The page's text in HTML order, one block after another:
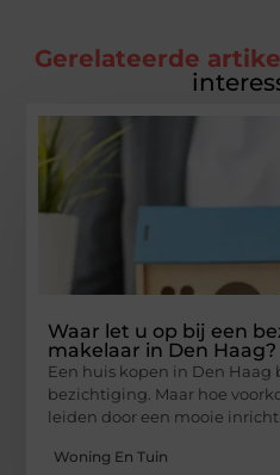
Gerelateerde
Waar let u op bij een
makelaar in Den Haag?
Een huis kopen in Den Haag
bezichtiging. Maar hoe
leiden door een mooie
Woning En Tuin